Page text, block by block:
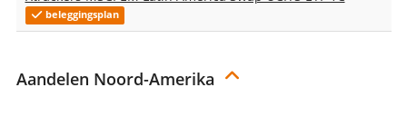
beleggingsplan
Aandelen Noord-Amerika